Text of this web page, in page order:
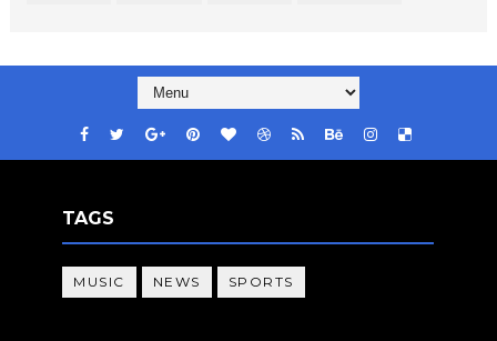
TAGS
MUSIC NEWS SPORTS